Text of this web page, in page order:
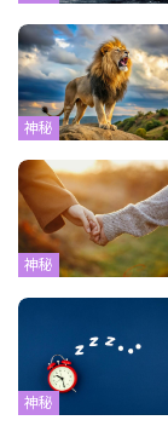
神秘
神秘
神秘